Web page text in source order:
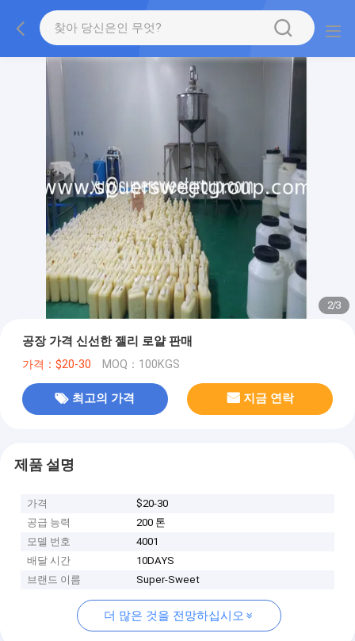
2/3
공장 가격 신선한 젤리 로얄 판매
가격：$20-30 MOQ：100KGS
최고의 가격 지금 연락
제품 설명
가격
$20-30
공급 능력
200 톤
모델 번호
4001
배달 시간
10DAYS
브랜드 이름
Super-Sweet
더 많은 것을 전망하십시오